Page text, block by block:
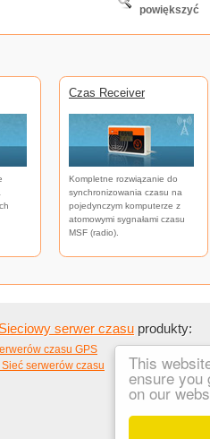
This
ensure you
on our
powiększyć
Czas Receiver
Kompletne rozwiązanie do
synchronizowania czasu na
pojedynczym komputerze z
atomowymi sygnałami czasu
MSF (radio).
Sieciowy serwer czasu produkty:
czasu GPS
Sieć serwerów czasu